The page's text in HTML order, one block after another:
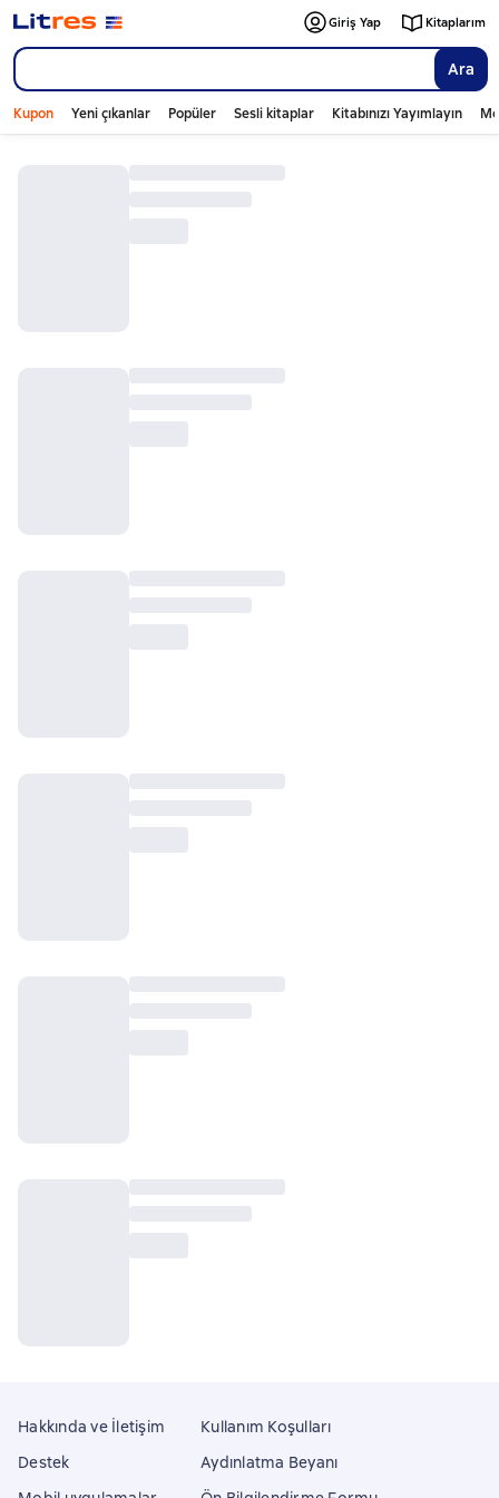
Ara
Giriş Yap Kitaplarım
Kupon Yeni çıkanlar Popüler Sesli kitaplar Kitabınızı Yayımlayın
Hakkında ve İletişim
Destek
Kullanım Koşulları
Aydınlatma Beyanı